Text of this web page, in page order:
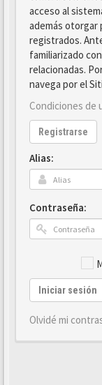
acceso al
además otorgar
registrados.
familiarizado
relacionadas.
navega por el
Condiciones de
Registrarse
Alias:
Contraseña:
Iniciar sesión
Olvidé mi